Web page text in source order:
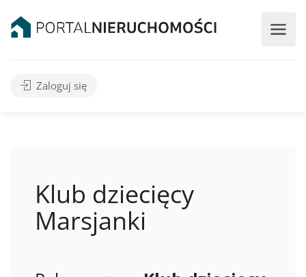
Zaloguj się
Klub dziecięcy
Marsjanki